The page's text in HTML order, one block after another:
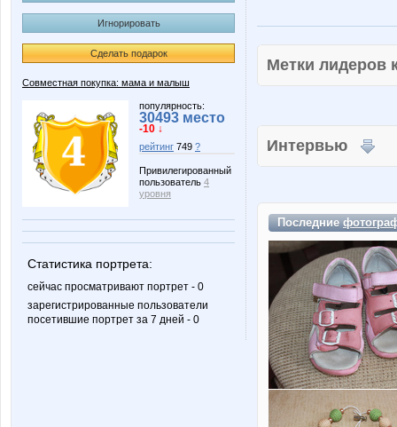
Игнорировать
Сделать подарок
Совместная покупка: мама и малыш
популярность:
30493 место
-10 ↓
рейтинг 749 ?
Привилегированный
пользователь 4
уровня
Статистика портрета:
сейчас просматривают портрет - 0
зарегистрированные пользователи
посетившие портрет за 7 дней - 0
Метки
Интервью
Последние